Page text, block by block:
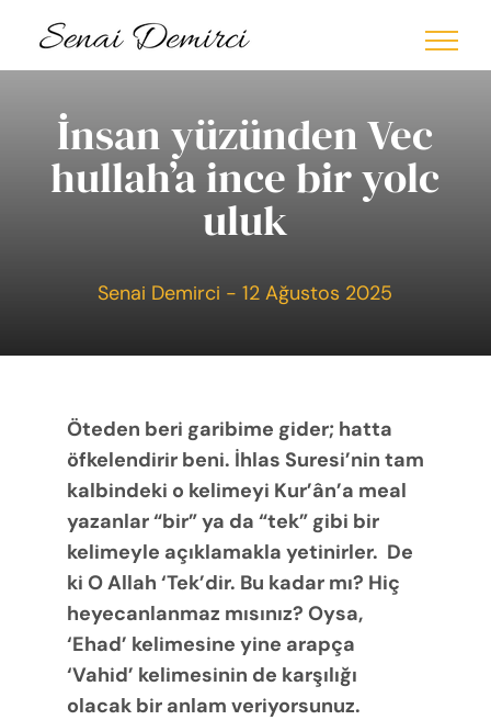
content
İnsan yüzünden Vec
hullah’a ince bir yolc
uluk
Senai Demirci - 12 Ağustos 2025
Öteden beri garibime gider; hatta
öfkelendirir beni. İhlas Suresi’nin tam
kalbindeki o kelimeyi Kur’ân’a meal
yazanlar “bir” ya da “tek” gibi bir
kelimeyle açıklamakla yetinirler. De
ki O Allah ‘Tek’dir. Bu kadar mı? Hiç
heyecanlanmaz mısınız? Oysa,
‘Ehad’ kelimesine yine arapça
‘Vahid’ kelimesinin de karşılığı
olacak bir anlam veriyorsunuz.